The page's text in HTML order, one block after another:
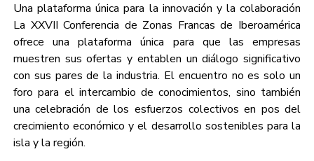
Una plataforma única para la innovación y la colaboración
La XXVII Conferencia de Zonas Francas de Iberoamérica
ofrece una plataforma única para que las empresas
muestren sus ofertas y entablen un diálogo significativo
con sus pares de la industria. El encuentro no es solo un
foro para el intercambio de conocimientos, sino también
una celebración de los esfuerzos colectivos en pos del
crecimiento económico y el desarrollo sostenibles para la
isla y la región.